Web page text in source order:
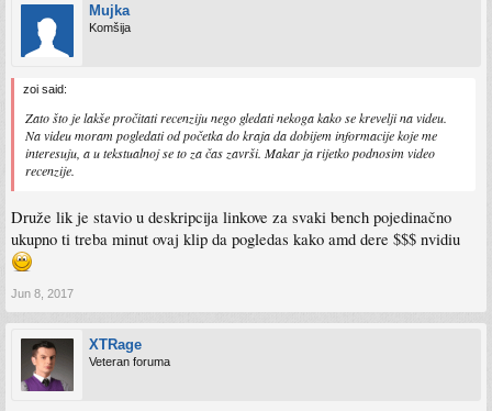
Mujka
Komšija
zoi said:
Zato što je lakše pročitati recenziju nego gledati nekoga kako se krevelji na videu.
Na videu moram pogledati od početka do kraja da dobijem informacije koje me
interesuju, a u tekstualnoj se to za čas završi. Makar ja rijetko podnosim video
recenzije.
Druže lik je stavio u deskripcija linkove za svaki bench pojedinačno
ukupno ti treba minut ovaj klip da pogledas kako amd dere $$$ nvidiu
Jun 8, 2017
XTRage
Veteran foruma